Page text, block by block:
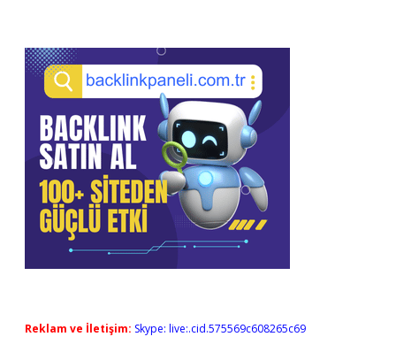
Reklam ve İletişim: Skype: live:.cid.575569c608265c69